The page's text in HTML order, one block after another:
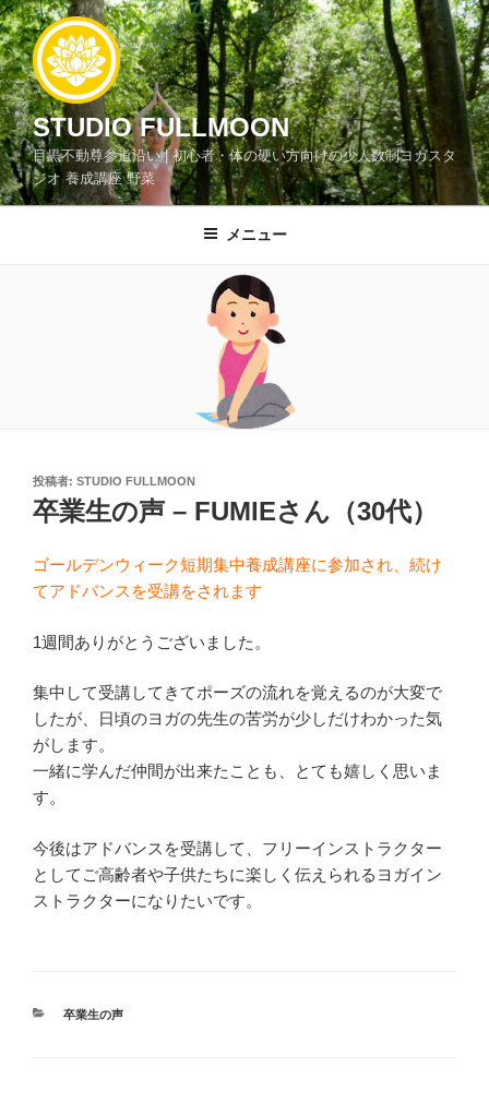
コ
ン
テ
ン
ツ
へ
ス
キ
STUDIO FULLMOON
目黒不動尊参道沿い | 初心者・体の硬い方向けの少人数制ヨガスタ
ジオ 養成講座 野菜
メニュー
投
稿
日:
投稿者: STUDIO FULLMOON
卒業生の声 – FUMIEさん（30代）
ゴールデンウィーク短期集中養成講座に参加され、続け
てアドバンスを受講をされます
1週間ありがとうございました。
集中して受講してきてポーズの流れを覚えるのが大変で
したが、日頃のヨガの先生の苦労が少しだけわかった気
がします。
一緒に学んだ仲間が出来たことも、とても嬉しく思いま
す。
今後はアドバンスを受講して、フリーインストラクター
としてご高齢者や子供たちに楽しく伝えられるヨガイン
ストラクターになりたいです。
カ
卒業生の声